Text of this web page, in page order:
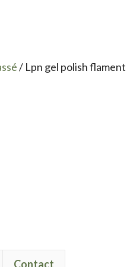
/ Lpn gel polish flament
Contact